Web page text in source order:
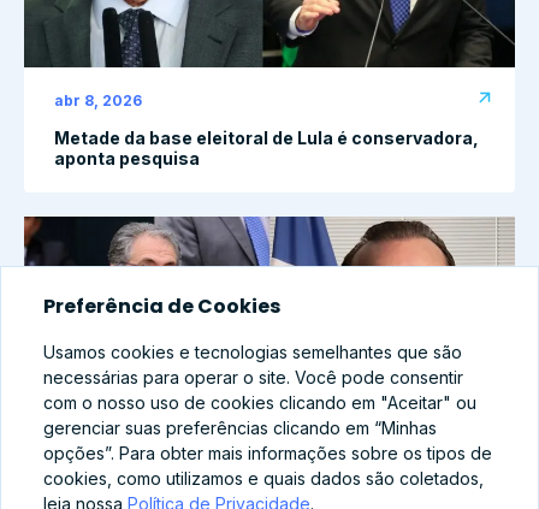
abr 8, 2026
Metade da base eleitoral de Lula é conservadora,
aponta pesquisa
Preferência de Cookies
Usamos cookies e tecnologias semelhantes que são
necessárias para operar o site. Você pode consentir
com o nosso uso de cookies clicando em "Aceitar" ou
gerenciar suas preferências clicando em “Minhas
opções”. Para obter mais informações sobre os tipos de
cookies, como utilizamos e quais dados são coletados,
leia nossa Política de Privacidade.